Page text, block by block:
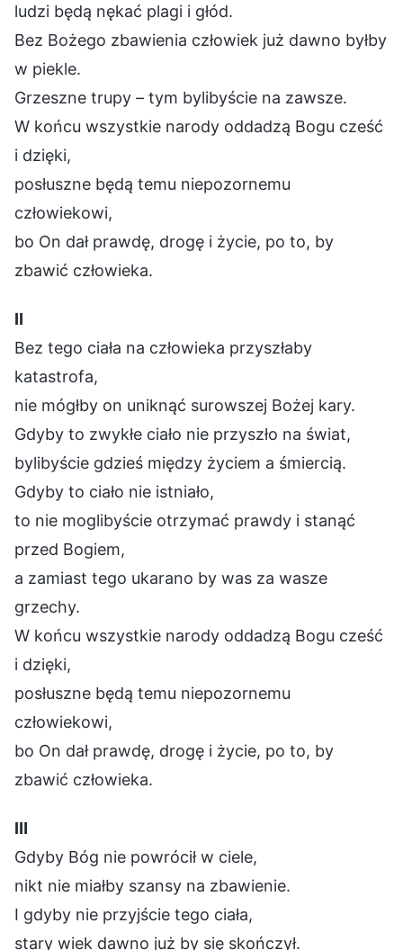
ludzi będą nękać plagi i głód.
Bez Bożego zbawienia człowiek już dawno byłby
w piekle.
Grzeszne trupy – tym bylibyście na zawsze.
W końcu wszystkie narody oddadzą Bogu cześć
i dzięki,
posłuszne będą temu niepozornemu
człowiekowi,
bo On dał prawdę, drogę i życie, po to, by
zbawić człowieka.
Ⅱ
Bez tego ciała na człowieka przyszłaby
katastrofa,
nie mógłby on uniknąć surowszej Bożej kary.
Gdyby to zwykłe ciało nie przyszło na świat,
bylibyście gdzieś między życiem a śmiercią.
Gdyby to ciało nie istniało,
to nie moglibyście otrzymać prawdy i stanąć
przed Bogiem,
a zamiast tego ukarano by was za wasze
grzechy.
W końcu wszystkie narody oddadzą Bogu cześć
i dzięki,
posłuszne będą temu niepozornemu
człowiekowi,
bo On dał prawdę, drogę i życie, po to, by
zbawić człowieka.
Ⅲ
Gdyby Bóg nie powrócił w ciele,
nikt nie miałby szansy na zbawienie.
I gdyby nie przyjście tego ciała,
stary wiek dawno już by się skończył.